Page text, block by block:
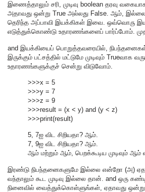
இணைத்தாலும் சரி, முடிவு boolean தரவு
அதாவது ஒன்று True அல்லது False. ஆம்,
தெரிந்த அப்பாவி இயக்கிகள் இவை. ஒவ்வொரு
எடுத்துக்கொண்டு உதாரணங்களைப் பார்ப்போம்.
and இயக்கியைப் பொறுத்தவரையில்,
இருக்கும் பட்சத்தில் மட்டுமே முடிவும் Trueவாக
உதாரணங்களுக்குச் சென்று விடுவோம்.
>>>x = 5
>>>y = 7
>>>z = 9
>>>result = (x < y) and (y < z)
>>>print(result)
5, 7ஐ விட சிறியதா? ஆம்.
7, 9ஐ விட சிறியதா? ஆம்.
ஆம் மற்றும் ஆம், பெறக்கூடிய முடிவும் ஆம்
இரண்டு நிபந்தனைகளுமே இல்லை என்றோ (அ)
வந்தாலும் கூட முடிவு இல்லை தான். and ஒரு
நினைவில் வைத்துக்கொள்ளுங்கள், ஏதாவது